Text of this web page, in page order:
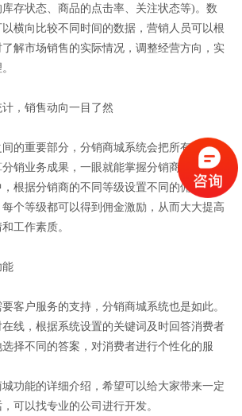
存状态、商品的点击率、关注状态等)。数
横向比较不同时间的数据，营销人员可以根
解市场销售的实际情况，调整经营方向，实
，销售动向一目了然
的重要部分，分销商城系统会把所有的订单
销业务成果，一眼就能掌握分销商的总体情
根据分销商的不同等级设置不同的佣金，设
个等级都可以得到佣金激励，从而大大提高
工作素质。
能
客户服务的支持，分销商城系统也是如此。
线，根据系统设置的关键词及时回答消费者
择不同的答案，对消费者进行个性化的服
功能的详细介绍，希望可以给大家带来一定
可以找专业的公司进行开发。